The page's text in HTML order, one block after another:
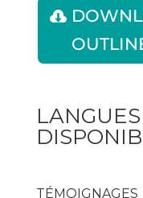
TÉMOIGNAGES